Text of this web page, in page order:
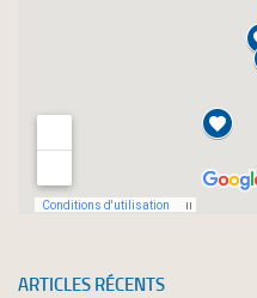
ARTICLES RÉCENTS